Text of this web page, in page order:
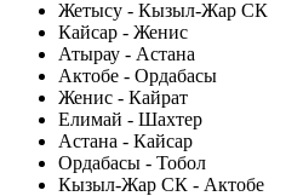
Жетысу - Кызыл-Жар СК
Кайсар - Женис
Атырау - Астана
Актобе - Ордабасы
Женис - Кайрат
Елимай - Шахтер
Астана - Кайсар
Ордабасы - Тобол
Кызыл-Жар СК - Актобе